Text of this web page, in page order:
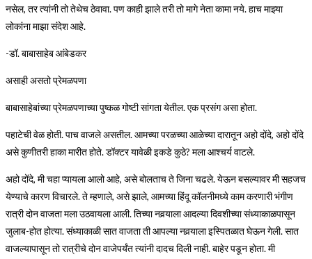
नसेल, तर त्यांनी तो तेथेच ठेवावा. पण काही झाले तरी तो मागे नेता कामा नये. हाच माझ्या
लोकांना माझा संदेश आहे.
-डॉ. बाबासाहेब आंबेडकर
असाही असतो प्रेमळपणा
बाबासाहेबांच्या प्रेमळपणाच्या पुष्कळ गोष्टी सांगता येतील. एक प्रसंग असा होता.
पहाटेची वेळ होती. पाच वाजले असतील. आमच्या परळच्या आळेच्या दारातून अहो दोंदे, अहो दोंदे
असे कुणीतरी हाका मारीत होते. डॉक्टर यावेळी इकडे कुठे? मला आश्चर्य वाटले.
अहो दोंदे, मी चहा प्यायला आलो आहे, असे बोलताच ते जिना चढले. येऊन बसल्यावर मी सहजच
येण्याचे कारण विचारले. ते म्हणाले, असे झाले, आमच्या हिंदू कॉलनीमध्ये काम करणारी भंगीण
रात्री दोन वाजता मला उठवायला आली. तिच्या नवर्‍याला आदल्या दिवशीच्या संध्याकाळपासून
जुलाब-होत होत्या. संध्याकाळी सात वाजता ती आपल्या नवर्‍याला इस्पितळात घेऊन गेली. सात
वाजल्यापासून तो रात्रीचे दोन वाजेपर्यंत त्यांनी दादच दिली नाही. बाहेर पडून होता. मी